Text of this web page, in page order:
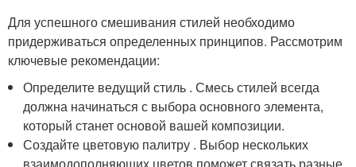
Для успешного смешивания стилей необходимо
придерживаться определенных принципов. Рассмотрим
ключевые рекомендации:
Определите ведущий стиль . Смесь стилей всегда
должна начинаться с выбора основного элемента,
который станет основой вашей композиции.
Создайте цветовую палитру . Выбор нескольких
взаимодополняющих цветов поможет связать разные